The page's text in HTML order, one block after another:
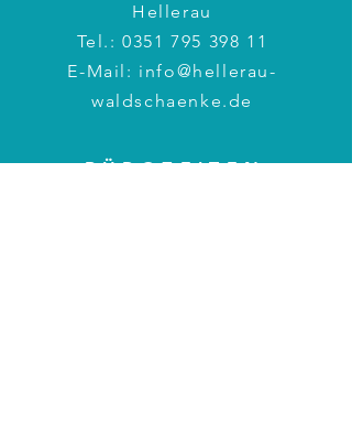
Hellerau
Tel.:0351 795 398 11
E-Mail: info@hellerau-
waldschaenke.de
BÜROZEITEN